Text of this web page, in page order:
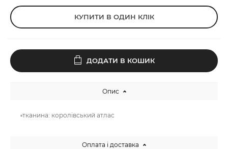
КУПИТИ В ОДИН КЛІК
ДОДАТИ В КОШИК
Опис
▫️тканина: королівський атлас
Оплата і доставка